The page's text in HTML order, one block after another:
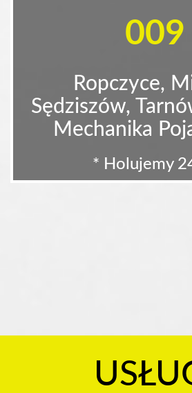
009
Ropczyce,
Sędziszów,
Mechanika
* Holujemy